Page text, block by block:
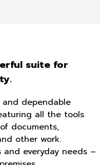
suite for
dependable
all the tools
documents,
other work.
everyday needs –